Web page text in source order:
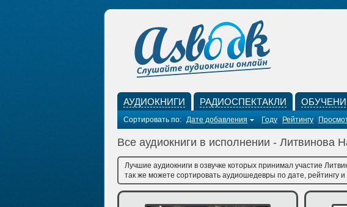
АУДИОКНИГИ РАДИОСПЕКТАКЛИ
Сортировать по: Дате добавления Году Рейтингу
Все аудиокниги в исполнении - Литвинова
Лучшие аудиокниги в озвучке которых принимал участие
так же можете сортировать аудиошедевры по дате, рейтингу